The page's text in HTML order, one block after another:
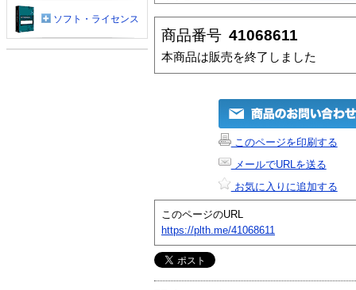
商品番号 41068611
本商品は販売を終了しました
このページを印刷する
メールでURLを送る
お気に入りに追加する
このページのURL
https://plth.me/41068611
ソフト・ライセンス